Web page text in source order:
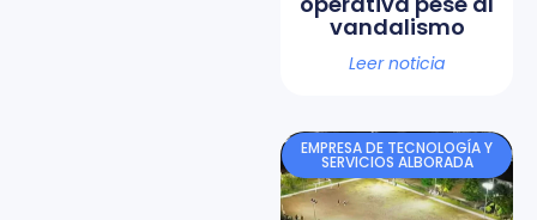
vandalismo
Leer noticia
EMPRESA DE TECNOLOGÍA Y
SERVICIOS ALBORADA